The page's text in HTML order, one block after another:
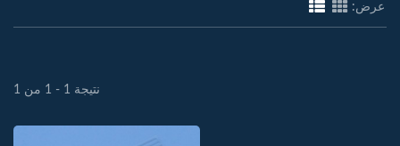
عرض:
نتيجة 1 - 1 من 1